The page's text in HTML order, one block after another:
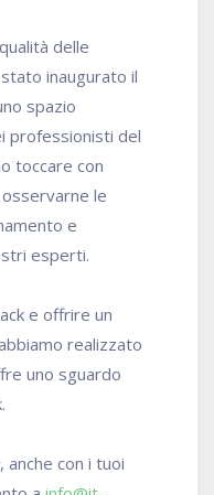
delle
inaugurato il
spazio
professionisti del
toccare con
le
e
esperti.
e offrire un
realizzato
uno sguardo
anche con i tuoi